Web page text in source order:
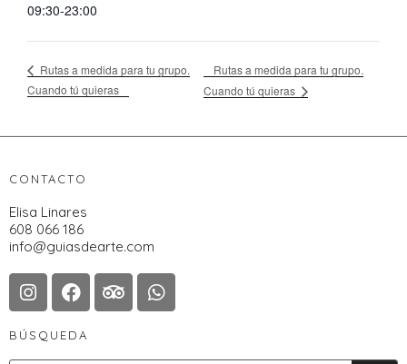
09:30-23:00
Rutas a medida para tu grupo.
Cuando tú quieras
Rutas a medida para tu grupo.
Cuando tú quieras
CONTACTO
Elisa Linares
608 066 186
info@guiasdearte.com
BÚSQUEDA